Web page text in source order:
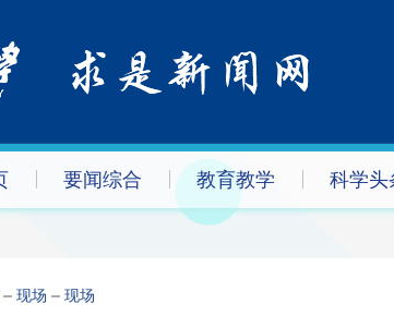
要闻综合 教育教学 科学头
现场 现场